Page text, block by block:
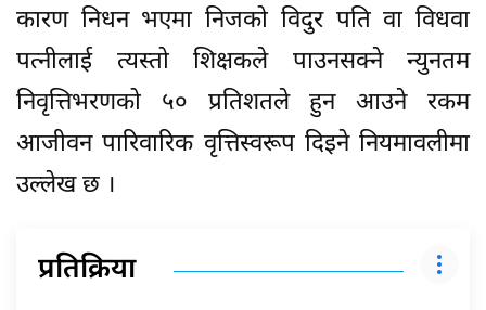
कारण निधन भएमा निजको विदुर पति वा विधवा
पत्नीलाई त्यस्तो शिक्षकले पाउनसक्ने न्युनतम
निवृत्तिभरणको ५० प्रतिशतले हुन आउने रकम
आजीवन पारिवारिक वृत्तिस्वरूप दिइने नियमावलीमा
उल्लेख छ ।
प्रतिक्रिया